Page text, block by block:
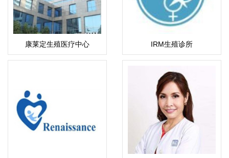
康莱定生殖医疗中心 IRM生殖诊所